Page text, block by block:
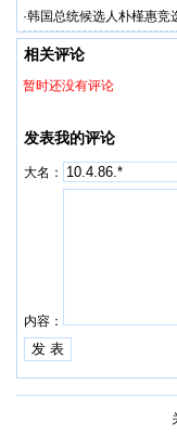
·韩国总统候选人朴槿惠竞
相关评论
暂时还没有评论
发表我的评论
大名：
内容：